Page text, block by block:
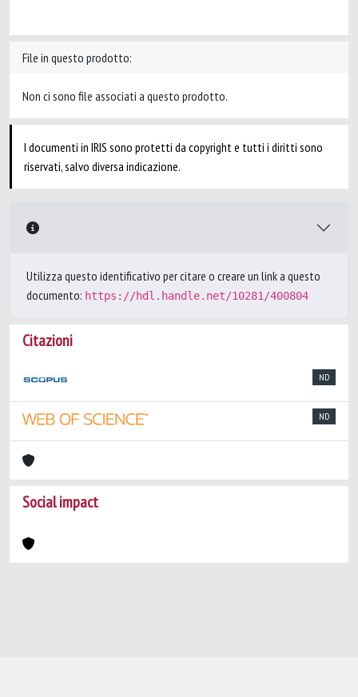
File in questo prodotto:
Non ci sono file associati a questo prodotto.
I documenti in IRIS sono protetti da copyright e tutti i diritti sono
riservati, salvo diversa indicazione.
Utilizza questo identificativo per citare o creare un link a questo
documento: https://hdl.handle.net/10281/400804
Citazioni
ND
ND
Social impact